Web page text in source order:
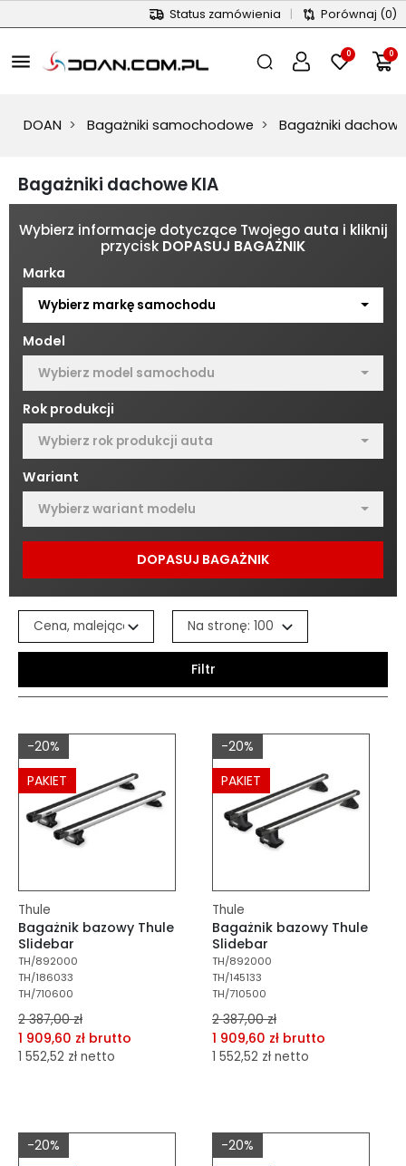
Status zamówienia | Porównaj (0)
menu 0 0
DOAN Bagażniki samochodowe Bagażniki dachowe
Bagażniki dachowe KIA
Wybierz informacje dotyczące Twojego auta i kliknij
przycisk DOPASUJ BAGAŻNIK
Marka
Wybierz markę samochodu
Model
Wybierz model samochodu
Rok produkcji
Wybierz rok produkcji auta
Wariant
Wybierz wariant modelu
DOPASUJ BAGAŻNIK
Filtr
-20%
PAKIET
Thule
Bagażnik bazowy Thule
Slidebar
TH/892000
TH/186033
TH/710600
2 387,00 zł
1 909,60 zł brutto
1 552,52 zł netto
Do koszyka
-20%
PAKIET
Thule
Bagażnik bazowy Thule
Slidebar
TH/892000
TH/145133
TH/710500
2 387,00 zł
1 909,60 zł brutto
1 552,52 zł netto
Do koszyka
-20%
-20%